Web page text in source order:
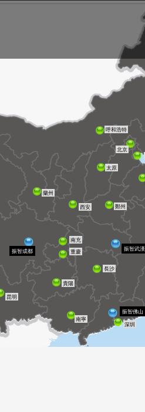
振智佛山
振智成都
振智武漢
北京
重慶
太原
貴陽
昆明
南寧
長沙
深圳
西安 鄭州
南充
蘭州
呼和浩特